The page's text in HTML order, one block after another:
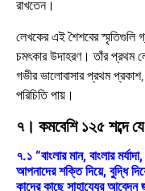
রাখতেন।
লেখকের এই শৈশবের স্মৃতিগুলি
চমৎকার উদাহরণ। তাঁর প্রথম
গভীর ভালোবাসার প্রথম প্রকাশ,
পরিচিতি পায়।
৭। কমবেশি ১২৫ শব্দে
৭.১ “বাংলার মান, বাংলার
আপনাদের শক্তি দিয়ে, বুদ্ধি
কাদের কাছে সাহায্যের আবেদন